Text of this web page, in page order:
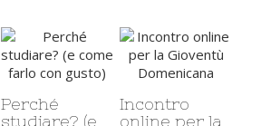
Perché
studiare? (e
Incontro
online per la